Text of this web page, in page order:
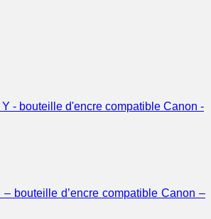
bouteille d’encre compatible Canon –